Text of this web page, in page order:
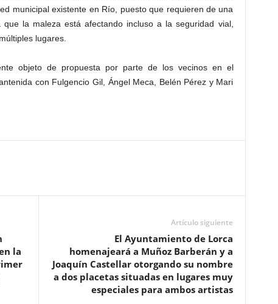
municipal existente en Río, puesto que requieren de una
la maleza está afectando incluso a la seguridad vial,
lugares.
objeto de propuesta por parte de los vecinos en el
con Fulgencio Gil, Ángel Meca, Belén Pérez y Mari
la
Artículo siguiente
El Ayuntamiento de Lorca
homenajeará a Muñoz Barberán y a
Joaquín Castellar otorgando su nombre
a dos placetas situadas en lugares muy
especiales para ambos artistas